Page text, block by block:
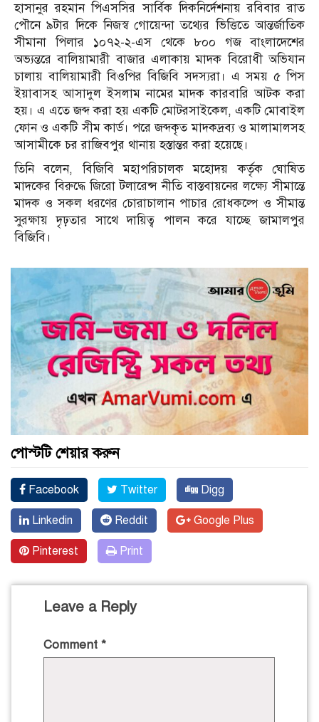
হাসানুর রহমান পিএসসির সার্বিক দিকনির্দেশনায় রবিবার রাত
পৌনে ৯টার দিকে নিজস্ব গোয়েন্দা তথ্যের ভিত্তিতে আন্তর্জাতিক
সীমানা পিলার ১০৭২-২-এস থেকে ৮০০ গজ বাংলাদেশের
অভ্যন্তরে বালিয়ামারী বাজার এলাকায় মাদক বিরোধী অভিযান
চালায় বালিয়ামারী বিওপির বিজিবি সদস্যরা। এ সময় ৫ পিস
ইয়াবাসহ আসাদুল ইসলাম নামের মাদক কারবারি আটক করা
হয়। এ এতে জব্দ করা হয় একটি মোটরসাইকেল, একটি মোবাইল
ফোন ও একটি সীম কার্ড। পরে জব্দকৃত মাদকদ্রব্য ও মালামালসহ
আসামীকে চর রাজিবপুর থানায় হস্তান্তর করা হয়েছে।
তিনি বলেন, বিজিবি মহাপরিচালক মহোদয় কর্তৃক ঘোষিত
মাদকের বিরুদ্ধে জিরো টলারেন্স নীতি বাস্তবায়নের লক্ষ্যে সীমান্তে
মাদক ও সকল ধরণের চোরাচালান পাচার রোধকল্পে ও সীমান্ত
সুরক্ষায় দৃঢ়তার সাথে দায়িত্ব পালন করে যাচ্ছে জামালপুর
বিজিবি।
পোস্টটি শেয়ার করুন
Facebook Twitter Digg
Linkedin Reddit Google Plus
Pinterest Print
Leave a Reply
Comment *